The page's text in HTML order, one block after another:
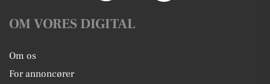
OM VORES DIGITAL
Om os
For annoncører